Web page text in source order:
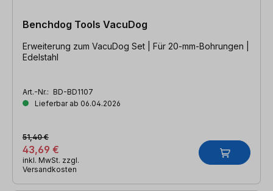
Benchdog Tools VacuDog
Erweiterung zum VacuDog Set | Für 20-mm-Bohrungen |
Edelstahl
Art.-Nr.: BD-BD1107
Lieferbar ab 06.04.2026
43,69 €
51,40 €
inkl. MwSt. zzgl.
Versandkosten